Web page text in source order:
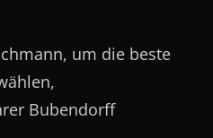
um die beste
Bubendorff